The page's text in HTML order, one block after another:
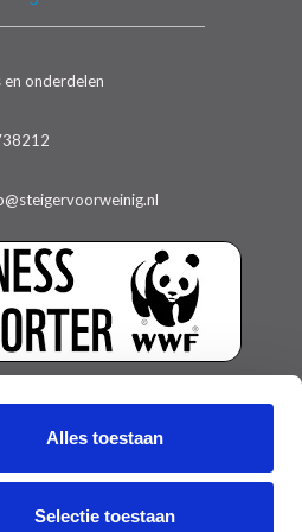
Alles toestaan
Selectie toestaan
en onderdelen